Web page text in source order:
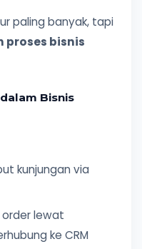
paling banyak, tapi
proses bisnis
Bisnis
kunjungan via
lewat
ke CRM